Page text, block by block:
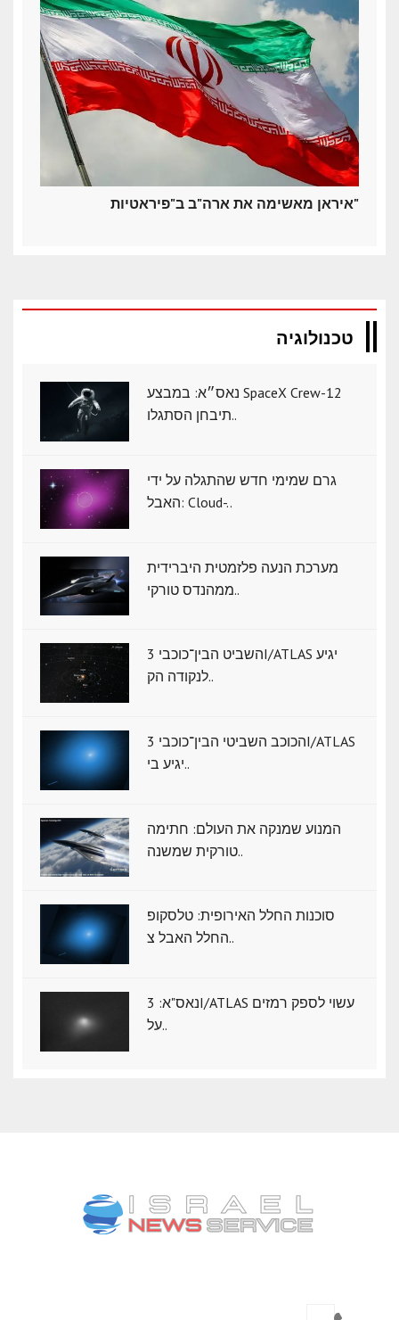
איראן מאשימה את ארה"ב ב"פיראטיות"
טכנולוגיה
נאס״א: במבצע SpaceX Crew-12
תיבחן הסתגלו..
גרם שמימי חדש שהתגלה על ידי
האבל: Cloud-..
מערכת הנעה פלזמטית היברידית
ממהנדס טורקי..
השביט הבין־כוכבי 3I/ATLAS יגיע
לנקודה הק..
הכוכב השביטי הבין־כוכבי 3I/ATLAS
יגיע בי..
המנוע שמנקה את העולם: חתימה
טורקית שמשנה..
סוכנות החלל האירופית: טלסקופ
החלל האבל צ..
נאס"א: ‏3I/ATLAS עשוי לספק רמזים
על..